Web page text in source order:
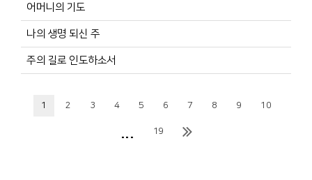
어머니의 기도
나의 생명 되신 주
주의 길로 인도하소서
1 2 3 4 5 6 7 8 9 10
... 19